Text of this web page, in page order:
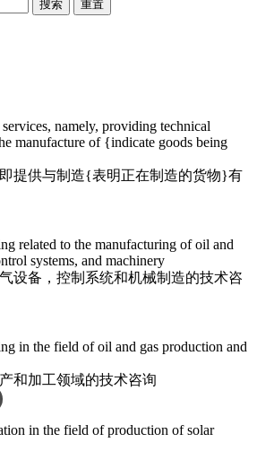
namely, providing technical
manufacture of {indicate goods being
提供与制造{表明正在制造的货物}有
related to the manufacturing of oil and
systems, and machinery
设备，控制系统和机械制造的技术咨
in the field of oil and gas production and
和加工领域的技术咨询
in the field of production of solar